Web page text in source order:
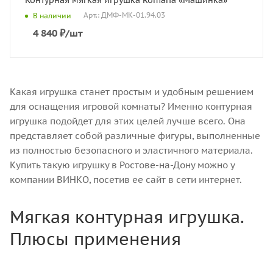
В наличии Арт.: ДМФ-МК-01.94.03
4 840 ₽/шт
Какая игрушка станет простым и удобным решением
для оснащения игровой комнаты? Именно контурная
игрушка подойдет для этих целей лучше всего. Она
представляет собой различные фигуры, выполненные
из полностью безопасного и эластичного материала.
Купить такую игрушку в Ростове-на-Дону можно у
компании ВИНКО, посетив ее сайт в сети интернет.
Мягкая контурная игрушка.
Плюсы применения